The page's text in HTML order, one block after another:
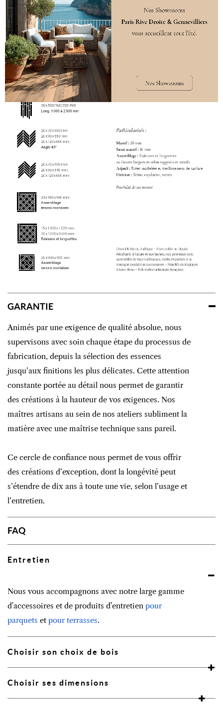
DÉCLINAISONS
GARANTIE
Animés par une exigence de qualité absolue, nous
supervisons avec soin chaque étape du processus de
fabrication, depuis la sélection des essences
jusqu’aux finitions les plus délicates. Cette attention
constante portée au détail nous permet de garantir
des créations à la hauteur de vos exigences. Nos
maîtres artisans au sein de nos ateliers subliment la
matière avec une maîtrise technique sans pareil.
Ce cercle de confiance nous permet de vous offrir
des créations d’exception, dont la longévité peut
s’étendre de dix ans à toute une vie, selon l’usage et
l’entretien.
FAQ
Entretien
Nous vous accompagnons avec notre large gamme
d'accessoires et de produits d'entretien pour
parquets et pour terrasses.
Choisir son choix de bois
Choisir ses dimensions